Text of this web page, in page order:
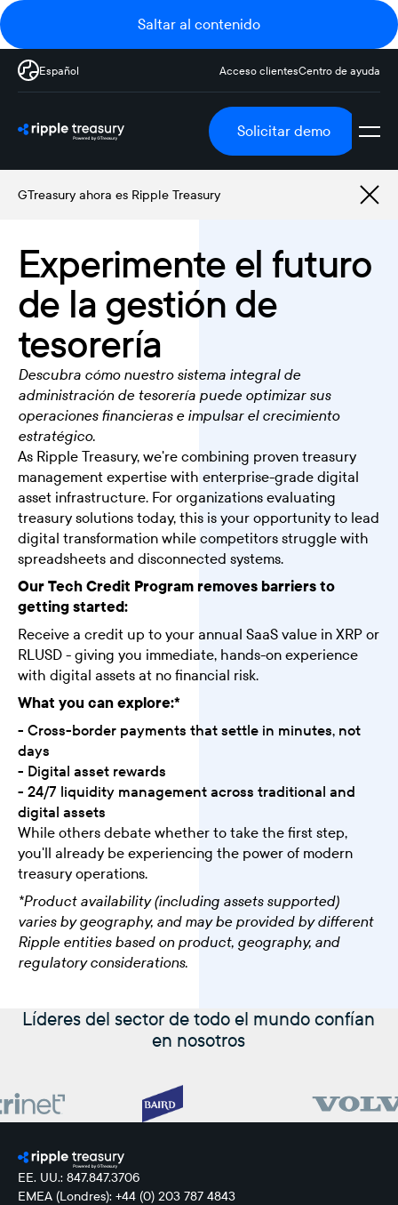
Saltar al contenido
Español Acceso clientesCentro de ayuda
Solicitar demo
GTreasury ahora es Ripple Treasury
Experimente el futuro
de la gestión de
tesorería
Descubra cómo nuestro sistema integral de
administración de tesorería puede optimizar sus
operaciones financieras e impulsar el crecimiento
estratégico.
As Ripple Treasury, we're combining proven treasury
management expertise with enterprise-grade digital
asset infrastructure. For organizations evaluating
treasury solutions today, this is your opportunity to lead
digital transformation while competitors struggle with
spreadsheets and disconnected systems.
Our Tech Credit Program removes barriers to
getting started:
Receive a credit up to your annual SaaS value in XRP or
RLUSD - giving you immediate, hands-on experience
with digital assets at no financial risk.
What you can explore:*
- Cross-border payments that settle in minutes, not
days
- Digital asset rewards
- 24/7 liquidity management across traditional and
digital assets
While others debate whether to take the first step,
you'll already be experiencing the power of modern
treasury operations.
*Product availability (including assets supported)
varies by geography, and may be provided by different
Ripple entities based on product, geography, and
regulatory considerations.
Líderes del sector de todo el mundo confían
en nosotros
EE. UU.: 847.847.3706
EMEA (Londres): +44 (0) 203 787 4843